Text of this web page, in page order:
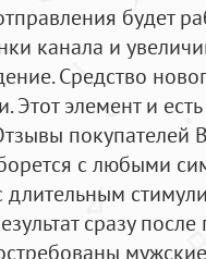
будет
канала и
Средство
Этот элемент и
покупателей
с любыми
длительным
сразу